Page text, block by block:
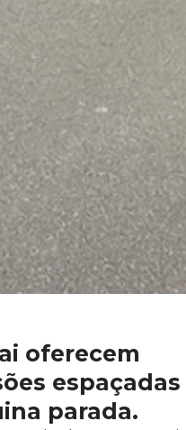
oferecem
espaçadas
parada.